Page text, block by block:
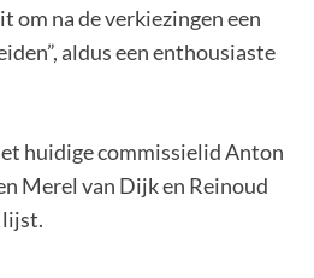
om na de verkiezingen een
aldus een enthousiaste
huidige commissielid Anton
Merel van Dijk en Reinoud
lijst.